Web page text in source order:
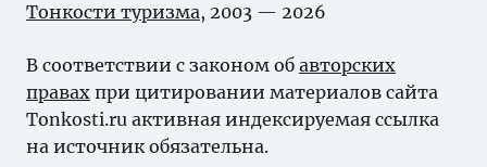
Тонкости туризма, 2003 — 2026
В соответствии с законом об авторских
правах при цитировании материалов сайта
Tonkosti.ru активная индексируемая ссылка
на источник обязательна.